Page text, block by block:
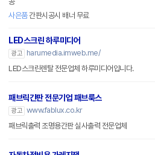
사은품간판시공시 배너 무료
LED스크린 하루미디어
광고
harumedia.imweb.me/
LED스크린렌탈 전문업체 하루미디어입니다.
패브릭간판 전문기업 패브룩스
광고 www.fablux.co.kr
패브릭출력 조명용간판 실사출력 전문업체